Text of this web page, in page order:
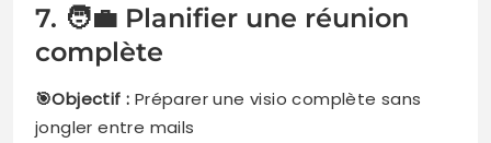
7. 🧑‍💼 Planifier une réunion
complète
🎯Objectif : Préparer une visio complète sans
jongler entre mails